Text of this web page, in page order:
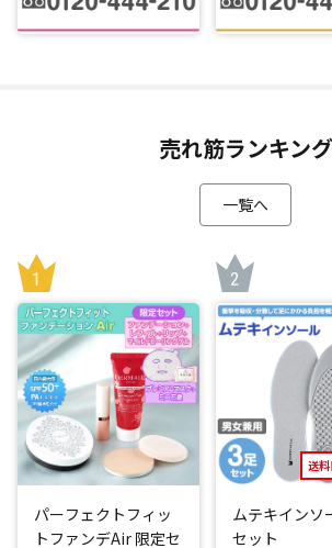
売れ筋ランキング
一覧へ
パーフェクトフィッ
トファンデAir 限定セ
送
ムテキインソ
セット